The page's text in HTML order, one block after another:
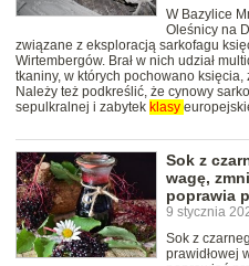
W Bazylice
Oleśnicy na
związane z eksploracją sarkofagu
Wirtembergów. Brał w nich udział
tkaniny, w których pochowano księcia,
Należy też podkreślić, że cynowy
sepulkralnej i zabytek klasy
Sok z
wagę,
poprawia
9 stycznia
Sok z
prawidłowej